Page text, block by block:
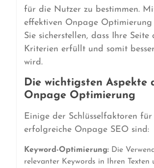
für die Nutzer zu bestimmen.
effektiven Onpage Optimierung
Sie sicherstellen, dass Ihre Seite
Kriterien erfüllt und somit
wird.
Die wichtigsten Aspekte
Onpage Optimierung
Einige der Schlüsselfaktoren für
erfolgreiche Onpage SEO sind:
Keyword-Optimierung:Die
relevanter Keywords in Ihren Texten